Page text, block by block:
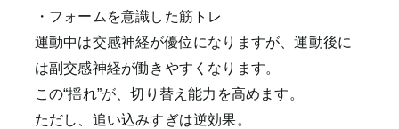
・フォームを意識した筋トレ
運動中は交感神経が優位になりますが、運動後に
は副交感神経が働きやすくなります。
この“揺れ”が、切り替え能力を高めます。
ただし、追い込みすぎは逆効果。